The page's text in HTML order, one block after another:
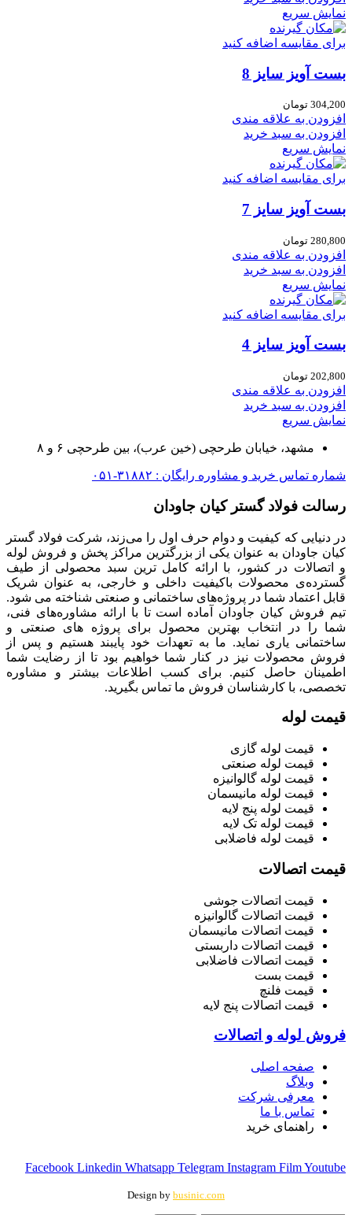
نمایش سریع
برای مقایسه اضافه کنید
بست آویز سایز 8
304,200 تومان
افزودن به علاقه مندی
افزودن به سبد خرید
نمایش سریع
برای مقایسه اضافه کنید
بست آویز سایز 7
280,800 تومان
افزودن به علاقه مندی
افزودن به سبد خرید
نمایش سریع
برای مقایسه اضافه کنید
بست آویز سایز 4
202,800 تومان
افزودن به علاقه مندی
افزودن به سبد خرید
نمایش سریع
مشهد، خیابان طرحچی (خین عرب)، بین طرحچی ۶ و ۸
شماره تماس خرید و مشاوره رایگان : ۳۱۸۸۲-۰۵۱
رسالت فولاد گستر کیان جاودان
در دنیایی که کیفیت و دوام حرف اول را می‌زند، شرکت فولاد گستر
کیان جاودان به عنوان یکی از بزرگترین مراکز پخش و فروش لوله
و اتصالات در کشور، با ارائه کامل ترین سبد محصولی از طیف
گسترده‌‌ی محصولات باکیفیت داخلی و خارجی، به عنوان شریک
قابل اعتماد شما در پروژه‌های ساختمانی و صنعتی شناخته می شود.
تیم فروش کیان جاودان آماده است تا با ارائه مشاوره‌های فنی،
شما را در انتخاب بهترین محصول برای پروژه های صنعتی و
ساختمانی یاری نماید. ما به تعهدات خود پایبند هستیم و پس از
فروش محصولات نیز در کنار شما خواهیم بود تا از رضایت شما
اطمینان حاصل کنیم. برای کسب اطلاعات بیشتر و مشاوره
تخصصی، با کارشناسان فروش ما تماس بگیرید.
قیمت لوله
قیمت لوله گازی
قیمت لوله صنعتی
قیمت لوله گالوانیزه
قیمت لوله مانیسمان
قیمت لوله پنج لایه
قیمت لوله تک لایه
قیمت لوله فاضلابی
قیمت اتصالات
قیمت اتصالات جوشی
قیمت اتصالات گالوانیزه
قیمت اتصالات مانیسمان
قیمت اتصالات داربستی
قیمت اتصالات فاضلابی
قیمت بست
قیمت فلنچ
قیمت اتصالات پنج لایه
فروش لوله و اتصالات
صفحه اصلی
وبلاگ
معرفی شرکت
تماس با ما
راهنمای خرید
Facebook Linkedin Whatsapp Telegram Instagram FilmYoutube
Design by businic.com